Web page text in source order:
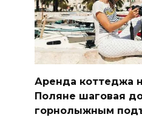
Аренда коттеджа
Поляне шаговая
горнолыжным